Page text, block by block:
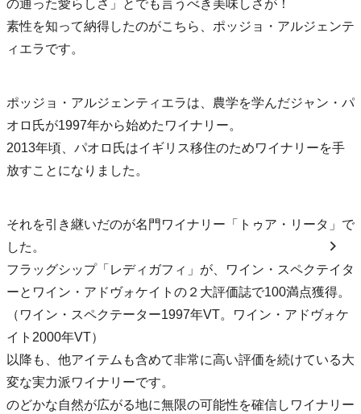
の通った愛らしさ」とでも言うべき美味しさが！
素性を知って納得したのがこちら、ポッジョ・アルジェンテ
ィエラです。
ポッジョ・アルジェンティエラは、農学を学んだジャン・パ
オロ氏が1997年から始めたワイナリー。
2013年頃、パオロ氏はイギリス移住のためワイナリーを手
放すことになりました。
それを引き継いだのが名門ワイナリー「トゥア・リータ」で
した。
フラッグシップ「レディガフィ」が、ワイン・スペクテイタ
ーとワイン・アドヴォケイトの２大評価誌で100満点獲得。
（ワイン・スペクテーター1997年VT。ワイン・アドヴォケ
イト2000年VT）
以降も、他アイテムも含めて非常に高い評価を続けている大
変な実力派ワイナリーです。
のどかな自然が広がる地に無限の可能性を確信しワイナリー